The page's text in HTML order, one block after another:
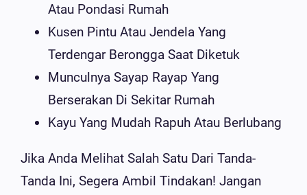
Atau Pondasi Rumah
Kusen Pintu Atau Jendela Yang
Terdengar Berongga Saat Diketuk
Munculnya Sayap Rayap Yang
Berserakan Di Sekitar Rumah
Kayu Yang Mudah Rapuh Atau Berlubang
Jika Anda Melihat Salah Satu Dari Tanda-
Tanda Ini, Segera Ambil Tindakan! Jangan